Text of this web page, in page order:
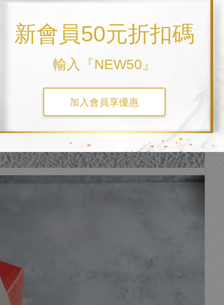
新會員50元折扣碼
輸入『NEW50』
加入會員享優惠